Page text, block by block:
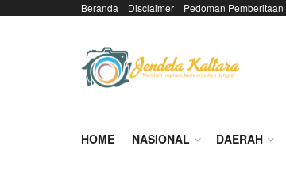
Beranda Disclaimer Pedoman
HOME NASIONAL DAERAH